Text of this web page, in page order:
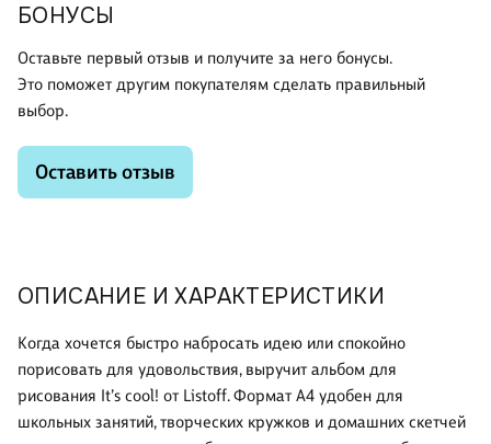
ОПИСАНИЕ И ХАРАКТЕРИСТИКИ
Когда хочется быстро набросать идею или спокойно
порисовать для удовольствия, выручит альбом для
рисования It’s cool! от Listoff. Формат А4 удобен для
школьных занятий, творческих кружков и домашних скетчей
БОНУСЫ
Оставьте первый отзыв и получите за него бонусы.
Это поможет другим покупателям сделать правильный
выбор.
Оставить отзыв